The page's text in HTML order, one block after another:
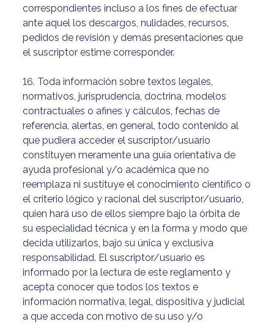
correspondientes incluso a los fines de efectuar
ante aquel los descargos, nulidades, recursos,
pedidos de revisión y demás presentaciones que
el suscriptor estime corresponder.
16. Toda información sobre textos legales,
normativos, jurisprudencia, doctrina, modelos
contractuales o afines y cálculos, fechas de
referencia, alertas, en general, todo contenido al
que pudiera acceder el suscriptor/usuario
constituyen meramente una guía orientativa de
ayuda profesional y/o académica que no
reemplaza ni sustituye el conocimiento científico o
el criterio lógico y racional del suscriptor/usuario,
quien hará uso de ellos siempre bajo la órbita de
su especialidad técnica y en la forma y modo que
decida utilizarlos, bajo su única y exclusiva
responsabilidad. El suscriptor/usuario es
informado por la lectura de este reglamento y
acepta conocer que todos los textos e
información normativa, legal, dispositiva y judicial
a que acceda con motivo de su uso y/o